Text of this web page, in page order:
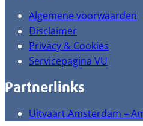
Algemene voorwaarden
Disclaimer
Privacy & Cookies
Servicepagina VU
Partnerlinks
Uitvaart Amsterdam –